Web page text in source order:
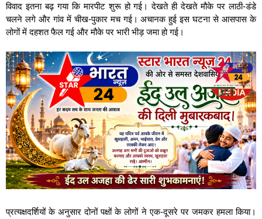
विवाद इतना बढ़ गया कि मारपीट शुरू हो गई। देखते ही देखते मौके पर लाठी-डंडे
चलने लगे और गांव में चीख-पुकार मच गई। अचानक हुई इस घटना से आसपास के
लोगों में दहशत फैल गई और मौके पर भारी भीड़ जमा हो गई।
प्रत्यक्षदर्शियों के अनुसार दोनों पक्षों के लोगों ने एक-दूसरे पर जमकर हमला किया।